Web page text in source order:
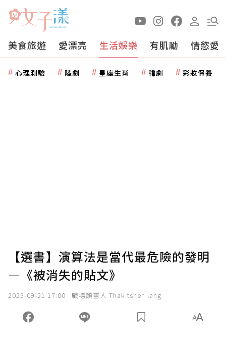
美食旅遊 愛漂亮 生活娛樂 有肌勵 情慾愛
心理測驗 陸劇 星座生肖 韓劇 彩妝保養
【選書】演算法是當代最危險的發明
—《被消失的貼文》
2025-09-21 17:00 職場讀書人 Thak tsheh lang